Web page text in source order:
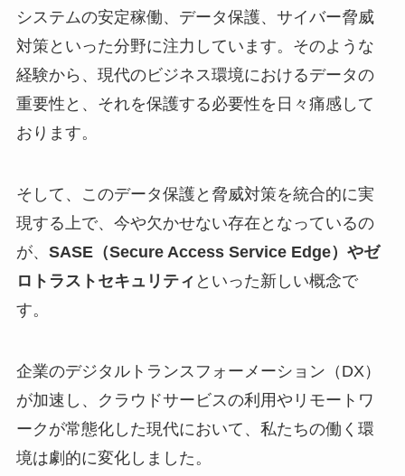
システムの安定稼働、データ保護、サイバー脅威
対策といった分野に注力しています。そのような
経験から、現代のビジネス環境におけるデータの
重要性と、それを保護する必要性を日々痛感して
おります。
そして、このデータ保護と脅威対策を統合的に実
現する上で、今や欠かせない存在となっているの
が、 SASE（Secure Access Service Edge）やゼ
ロトラストセキュリティ といった新しい概念で
す。
企業のデジタルトランスフォーメーション（DX）
が加速し、クラウドサービスの利用やリモートワ
ークが常態化した現代において、私たちの働く環
境は劇的に変化しました。